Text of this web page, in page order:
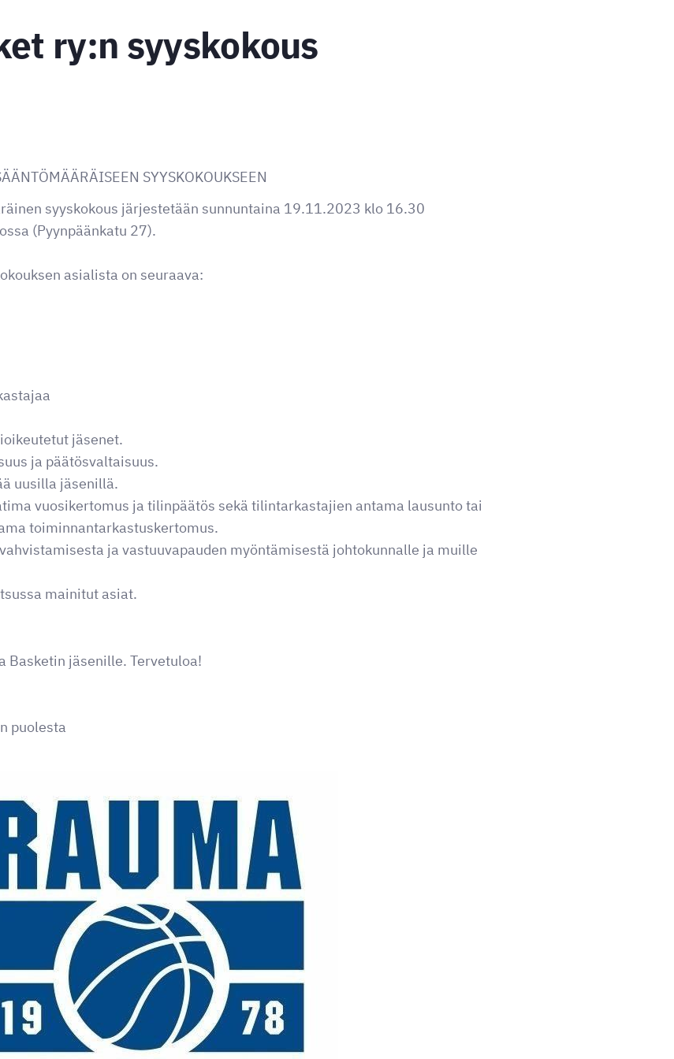
ry:n syyskokous
SYYSKOKOUKSEEN
syyskokous järjestetään sunnuntaina 19.11.2023 klo 16.30
(Pyynpäänkatu 27).
asialista on seuraava:
jäsenet.
ja päätösvaltaisuus.
uusilla jäsenillä.
vuosikertomus ja tilinpäätös sekä tilintarkastajien antama lausunto tai
toiminnantarkastuskertomus.
ja vastuuvapauden myöntämisestä johtokunnalle ja muille
mainitut asiat.
Basketin jäsenille. Tervetuloa!
puolesta